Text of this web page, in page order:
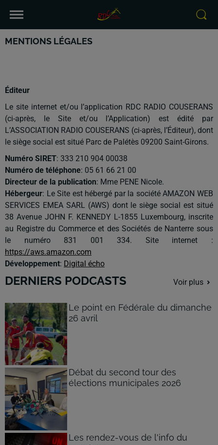
MENTIONS LÉGALES
Éditeur
Le site internet et/ou l’application RDC RADIO COUSERANS
(ci-après, le Site et/ou l’Application) est édité par
L’ASSOCIATION RADIO COUSERANS (ci-après, l’Éditeur), dont
le siège social est situé Parc de Palétès 09200 Saint-Girons.
Numéro SIRET: 333 210 904 00038
Numéro de téléphone: 05 61 66 21 00
Directeur de la publication: Mme PENE Nicole.
Hébergeur: Le Site est hébergé par la société AMAZON WEB
SERVICES EMEA SARL (AWS) dont le siège social est situé
38 Avenue JOHN F. KENNEDY L-1855 Luxembourg, inscrite
au Registre du Commerce et des Sociétés de Nanterre sous
le numéro 831 001 334. Site internet :
https://aws.amazon.com
Développement: Digital écho
DERNIERS PODCASTS Voir plus
Le point en Fédérale du dimanche
26 avril
Débat du second tour des
élections municipales 2026
Les rendez-vous de l'info du